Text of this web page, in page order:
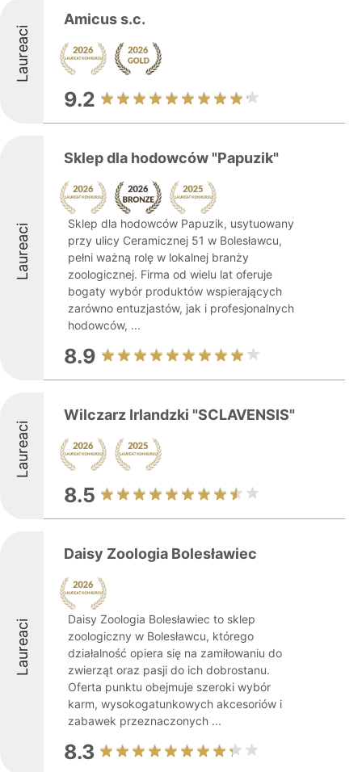
Laureaci
Amicus s.c.
9.2
Laureaci
Sklep dla hodowców "Papuzik"
Sklep dla hodowców Papuzik, usytuowany
przy ulicy Ceramicznej 51 w Bolesławcu,
pełni ważną rolę w lokalnej branży
zoologicznej. Firma od wielu lat oferuje
bogaty wybór produktów wspierających
zarówno entuzjastów, jak i profesjonalnych
hodowców, ...
8.9
Laureaci
Wilczarz Irlandzki "SCLAVENSIS"
8.5
Laureaci
Daisy Zoologia Bolesławiec
Daisy Zoologia Bolesławiec to sklep
zoologiczny w Bolesławcu, którego
działalność opiera się na zamiłowaniu do
zwierząt oraz pasji do ich dobrostanu.
Oferta punktu obejmuje szeroki wybór
karm, wysokogatunkowych akcesoriów i
zabawek przeznaczonych ...
8.3